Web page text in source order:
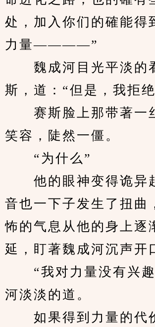
处，加入你们的確能得
力量————”
魏成河目光平淡的
斯，道：“但是，我拒
赛斯脸上那带著一
笑容，陡然一僵。
“为什么”
他的眼神变得诡异
音也一下子发生了扭曲
怖的气息从他的身上逐
延，盯著魏成河沉声开
“我对力量没有兴趣
河淡淡的道。
如果得到力量的代